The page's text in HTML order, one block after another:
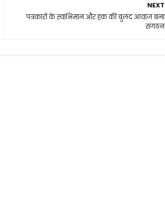
NEXT
पत्रकारों के स्वाभिमान और हक की बुलंद आवाज बना
संगठन